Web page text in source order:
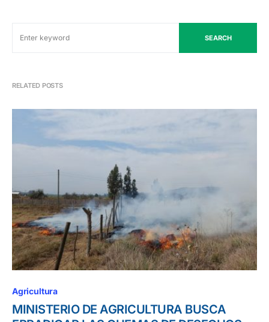
SEARCH
RELATED POSTS
Agricultura
MINISTERIO DE AGRICULTURA BUSCA